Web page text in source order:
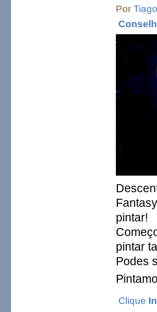
PorTiago
pintar!
pintar
Podes
Clique